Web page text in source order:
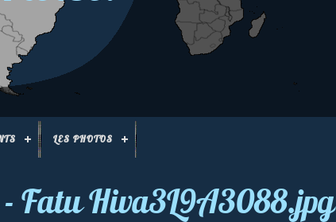
LES PHOTOS
- Fatu Hiva3L9A3088.jpg